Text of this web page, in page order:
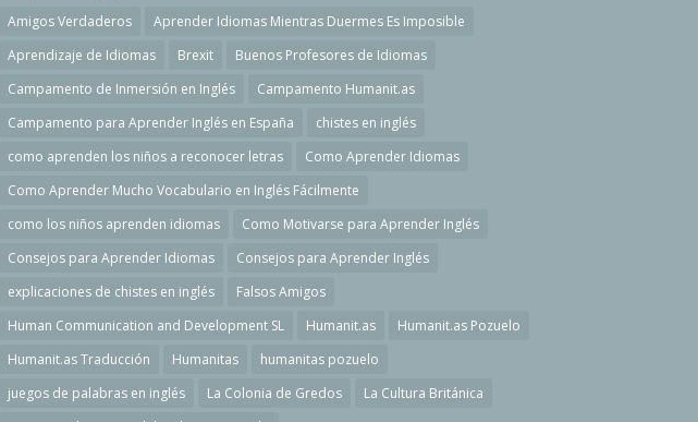
Amigos Verdaderos
Aprender Idiomas Mientras Duermes Es Imposible
Aprendizaje de Idiomas
Brexit
Buenos Profesores de Idiomas
Campamento de Inmersión en Inglés
Campamento Humanit.as
Campamento para Aprender Inglés en España
chistes en inglés
como aprenden los niños a reconocer letras
Como Aprender Idiomas
Como Aprender Mucho Vocabulario en Inglés Fácilmente
como los niños aprenden idiomas
Como Motivarse para Aprender Inglés
Consejos para Aprender Idiomas
Consejos para Aprender Inglés
explicaciones de chistes en inglés
Falsos Amigos
Human Communication and Development SL
Humanit.as
Humanit.as Pozuelo
Humanit.as Traducción
Humanitas
humanitas pozuelo
juegos de palabras en inglés
La Colonia de Gredos
La Cultura Británica